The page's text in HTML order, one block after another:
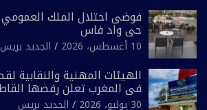
فوضى احتلال الملك العمومي
حي واد فاس
10 أغسطس، 2026 الجديد بريس
الهيئات المهنية والنقابية
في المغرب تعلن رفضها
انتخابية مُعدة على مقاس
30 يوليو، 2026 الجديد بريس